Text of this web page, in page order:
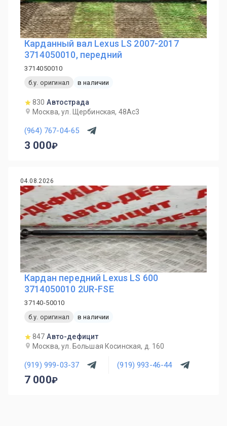
Карданный вал Lexus LS 2007-2017
3714050010, передний
3714050010
б.у. оригинал
в наличии
830 Автострада
Москва, ул. Щербинская, 48Ас3
(964) 767-04-65
3 000
04.08.2026
Кардан передний Lexus LS 600
3714050010 2UR-FSE
37140-50010
б.у. оригинал
в наличии
847 Авто-дефицит
Москва, ул. Большая Косинская, д. 160
(919) 999-03-37 (919) 993-46-44
7 000